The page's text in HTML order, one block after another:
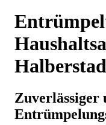
Zuverlässiger